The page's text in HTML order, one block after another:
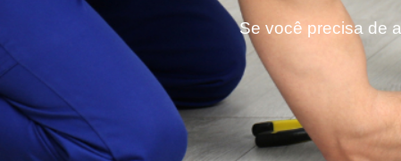
Se você precisa de